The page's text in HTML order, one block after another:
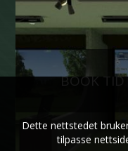
BOOK TID
Dette nettstedet
tilpasse